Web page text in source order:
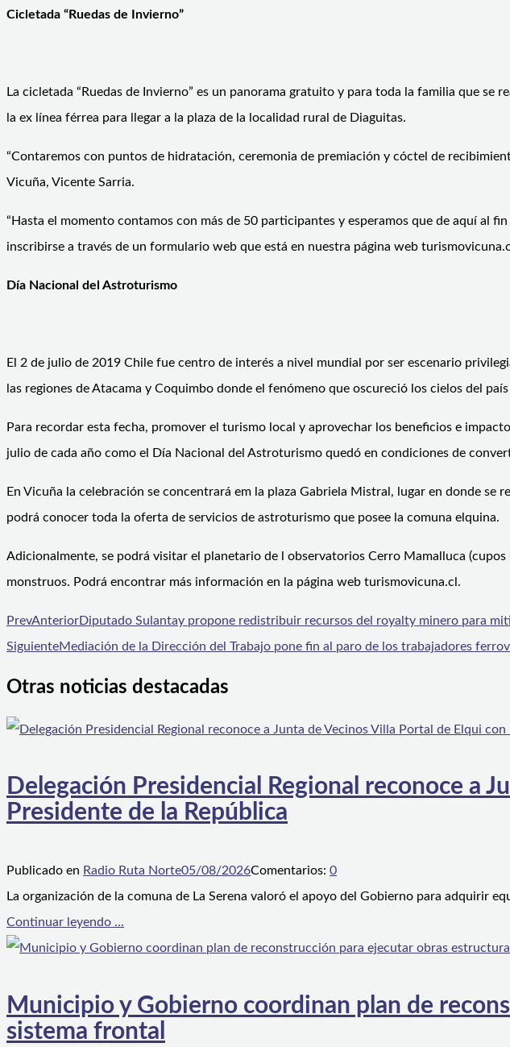
Cicletada “Ruedas de Invierno”
La cicletada “Ruedas de Invierno” es un panorama gratuito y para toda la familia que
la ex línea férrea para llegar a la plaza de la localidad rural de Diaguitas.
“Contaremos con puntos de hidratación, ceremonia de premiación y cóctel de
Vicuña, Vicente Sarria.
“Hasta el momento contamos con más de 50 participantes y esperamos que de aquí al
inscribirse a través de un formulario web que está en nuestra página web
Día Nacional del Astroturismo
El 2 de julio de 2019 Chile fue centro de interés a nivel mundial por ser escenario
las regiones de Atacama y Coquimbo donde el fenómeno que oscureció los cielos del
Para recordar esta fecha, promover el turismo local y aprovechar los beneficios e
julio de cada año como el Día Nacional del Astroturismo quedó en condiciones de
En Vicuña la celebración se concentrará em la plaza Gabriela Mistral, lugar en donde
podrá conocer toda la oferta de servicios de astroturismo que posee la comuna elquina.
Adicionalmente, se podrá visitar el planetario de l observatorios Cerro Mamalluca
monstruos. Podrá encontrar más información en la página web turismovicuna.cl.
PrevAnteriorDiputado Sulantay propone redistribuir recursos del royalty minero para
SiguienteMediación de la Dirección del Trabajo pone fin al paro de los trabajadores
Otras noticias destacadas
Delegación Presidencial Regional reconoce a
Presidente de la República
Publicado en Radio Ruta Norte05/08/2026Comentarios: 0
La organización de la comuna de La Serena valoró el apoyo del Gobierno para adquirir
Continuar leyendo ...
Municipio y Gobierno coordinan plan de
sistema frontal